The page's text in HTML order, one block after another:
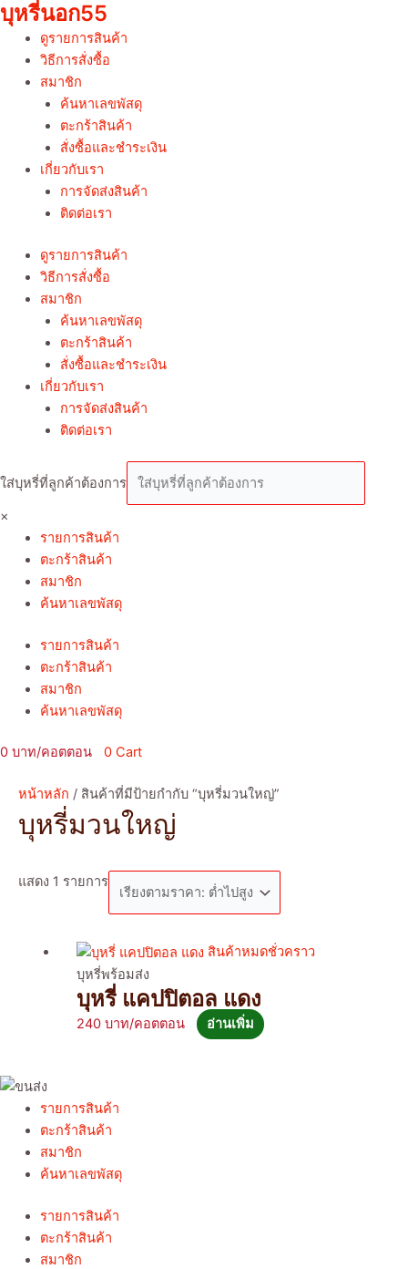
Skip
to
content
บุหรี่นอก55
ดูรายการสินค้า
วิธีการสั่งซื้อ
สมาชิก
ค้นหาเลขพัสดุ
ตะกร้าสินค้า
สั่งซื้อและชำระเงิน
เกี่ยวกับเรา
การจัดส่งสินค้า
ติดต่อเรา
ดูรายการสินค้า
วิธีการสั่งซื้อ
สมาชิก
ค้นหาเลขพัสดุ
ตะกร้าสินค้า
สั่งซื้อและชำระเงิน
เกี่ยวกับเรา
การจัดส่งสินค้า
ติดต่อเรา
ใส่บุหรี่ที่ลูกค้าต้องการ
×
รายการสินค้า
ตะกร้าสินค้า
สมาชิก
ค้นหาเลขพัสดุ
รายการสินค้า
ตะกร้าสินค้า
สมาชิก
ค้นหาเลขพัสดุ
0 0 Cart
หน้าหลัก / สินค้าที่มีป้ายกำกับ “บุหรี่มวนใหญ่”
บุหรี่มวนใหญ่
แสดง 1 รายการ
สินค้าหมดชั่วคราว
บุหรี่พร้อมส่ง
บุหรี่ แคปปิตอล แดง
240 อ่านเพิ่ม
รายการสินค้า
ตะกร้าสินค้า
สมาชิก
ค้นหาเลขพัสดุ
รายการสินค้า
ตะกร้าสินค้า
สมาชิก